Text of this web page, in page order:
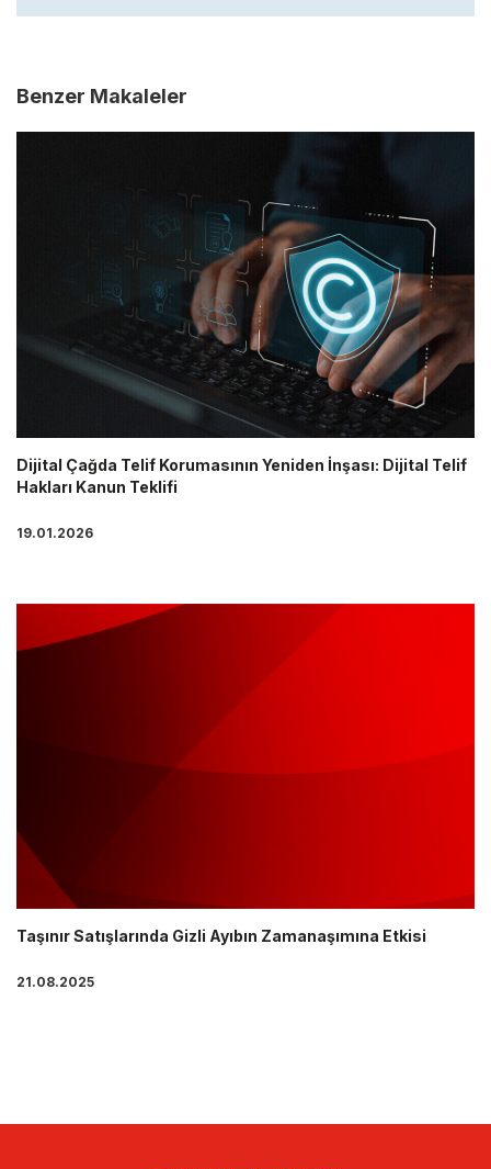
Benzer Makaleler
Dijital Çağda Telif Korumasının Yeniden İnşası: Dijital Telif
Hakları Kanun Teklifi
19.01.2026
Taşınır Satışlarında Gizli Ayıbın Zamanaşımına Etkisi
21.08.2025